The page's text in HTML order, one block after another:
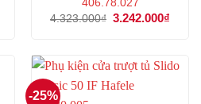
1.534.000₫.
406.78.027
4.323.000₫ Giá
3.242.000₫
-25%